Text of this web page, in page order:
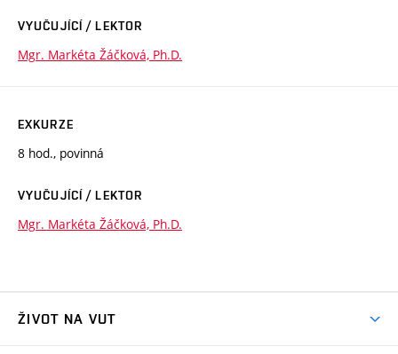
VYUČUJÍCÍ / LEKTOR
Mgr. Markéta Žáčková, Ph.D.
EXKURZE
8 hod., povinná
VYUČUJÍCÍ / LEKTOR
Mgr. Markéta Žáčková, Ph.D.
ŽIVOT NA VUT